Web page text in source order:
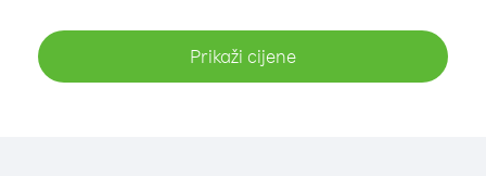
Prikaži cijene